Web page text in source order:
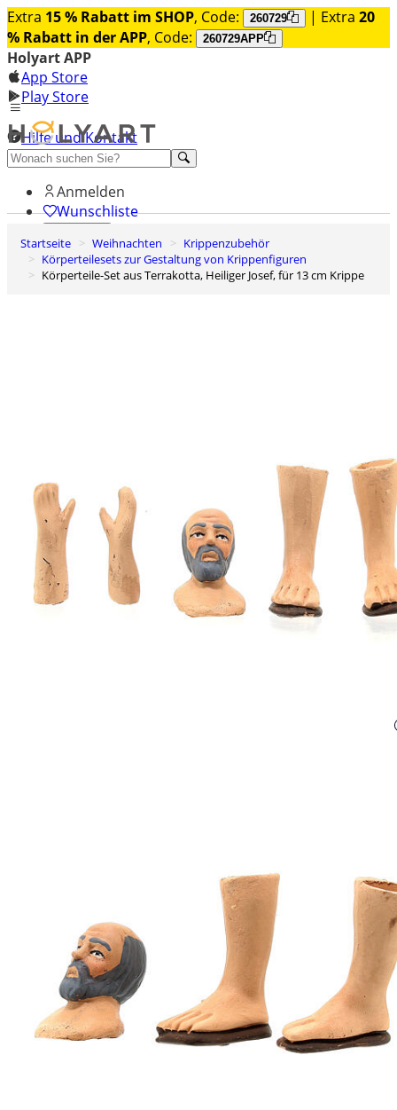
Extra 15 % Rabatt im SHOP, Code: 260729 | Extra 20
% Rabatt in der APP, Code: 260729APP
Holyart APP
App Store
Play Store
Hilfe und Kontakt
Entdecken Sie Premium
Anmelden
Wunschliste
0
Warenkorb
Startseite Weihnachten
Krippenzubehör
Körperteilesets zur Gestaltung von Krippenfiguren
Körperteile-Set aus Terrakotta, Heiliger Josef, für 13 cm Krippe